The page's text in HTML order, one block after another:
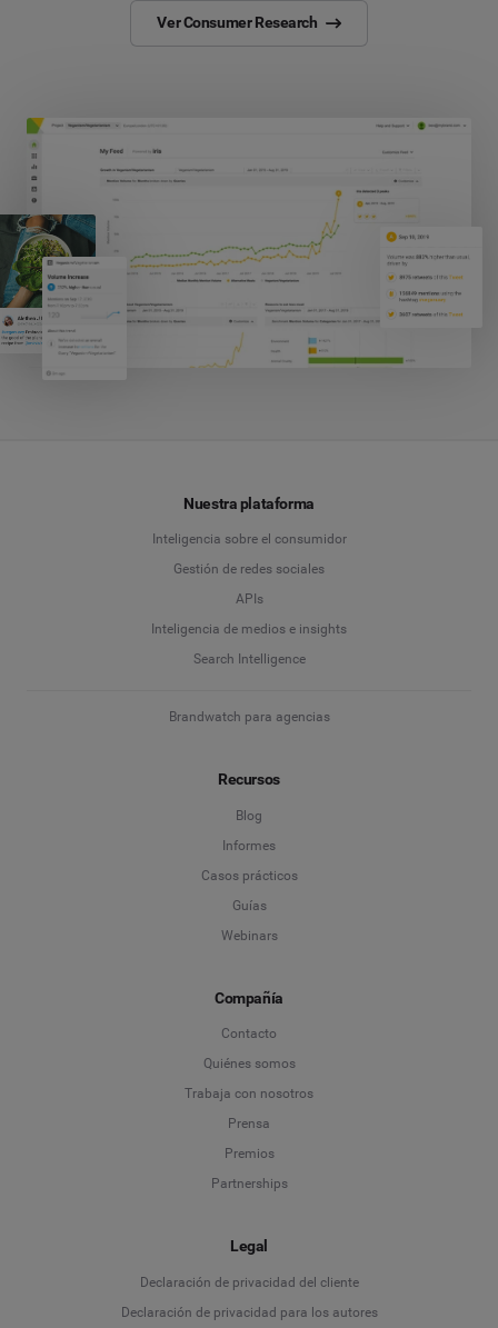
Ver Consumer Research
Nuestra plataforma
Inteligencia sobre el consumidor
Gestión de redes sociales
APIs
Inteligencia de medios e insights
Search Intelligence
Brandwatch para agencias
Recursos
Blog
Informes
Casos prácticos
Guías
Webinars
Compañía
Contacto
Quiénes somos
Trabaja con nosotros
Prensa
Premios
Partnerships
Legal
Declaración de privacidad del cliente
Declaración de privacidad para los autores